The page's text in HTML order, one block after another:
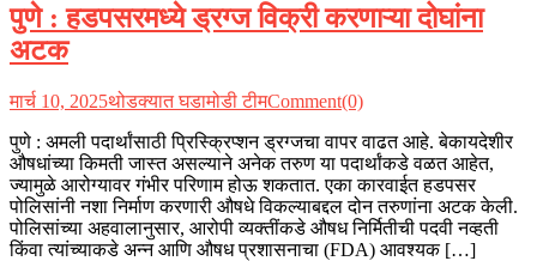
पुणे : हडपसरमध्ये ड्रग्ज विक्री करणाऱ्या दोघांना
अटक
मार्च 10, 2025थोडक्यात घडामोडी टीमComment(0)
पुणे : अमली पदार्थांसाठी प्रिस्क्रिप्शन ड्रग्जचा वापर वाढत आहे. बेकायदेशीर
औषधांच्या किमती जास्त असल्याने अनेक तरुण या पदार्थांकडे वळत आहेत,
ज्यामुळे आरोग्यावर गंभीर परिणाम होऊ शकतात. एका कारवाईत हडपसर
पोलिसांनी नशा निर्माण करणारी औषधे विकल्याबद्दल दोन तरुणांना अटक केली.
पोलिसांच्या अहवालानुसार, आरोपी व्यक्तींकडे औषध निर्मितीची पदवी नव्हती
किंवा त्यांच्याकडे अन्न आणि औषध प्रशासनाचा (FDA) आवश्यक […]